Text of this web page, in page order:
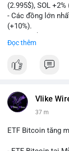
(2.995$), SOL
- Các đồng lớn
(+10%).
hủy bỏ lệnh thuế EU.
và phân quyền
có sự đồng thuận
- Newrez xem xét
động.
Đọc thêm
Vlike
37 m
ETF Bitcoin tăng